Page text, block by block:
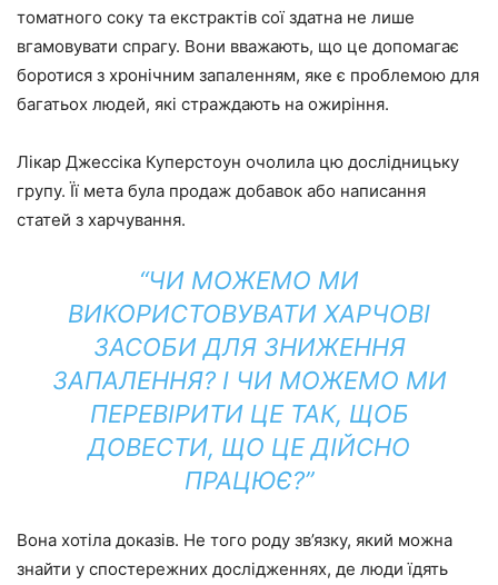
томатного соку та екстрактів сої здатна не лише
вгамовувати спрагу. Вони вважають, що це допомагає
боротися з хронічним запаленням, яке є проблемою для
багатьох людей, які страждають на ожиріння.
Лікар Джессіка Куперстоун очолила цю дослідницьку
групу. Її мета була продаж добавок або написання
статей з харчування.
“ЧИ МОЖЕМО МИ
ВИКОРИСТОВУВАТИ ХАРЧОВІ
ЗАСОБИ ДЛЯ ЗНИЖЕННЯ
ЗАПАЛЕННЯ? І ЧИ МОЖЕМО МИ
ПЕРЕВІРИТИ ЦЕ ТАК, ЩОБ
ДОВЕСТИ, ЩО ЦЕ ДІЙСНО
ПРАЦЮЄ?”
Вона хотіла доказів. Не того роду зв’язку, який можна
знайти у спостережних дослідженнях, де люди їдять